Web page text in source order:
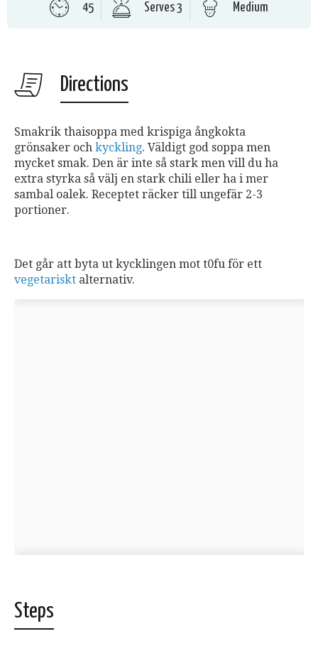
45 Serves 3 Medium
Directions
Smakrik thaisoppa med krispiga ångkokta
grönsaker och kyckling. Väldigt god soppa men
mycket smak. Den är inte så stark men vill du ha
extra styrka så välj en stark chili eller ha i mer
sambal oalek. Receptet räcker till ungefär 2-3
portioner.
Det går att byta ut kycklingen mot t0fu för ett
vegetariskt alternativ.
Steps